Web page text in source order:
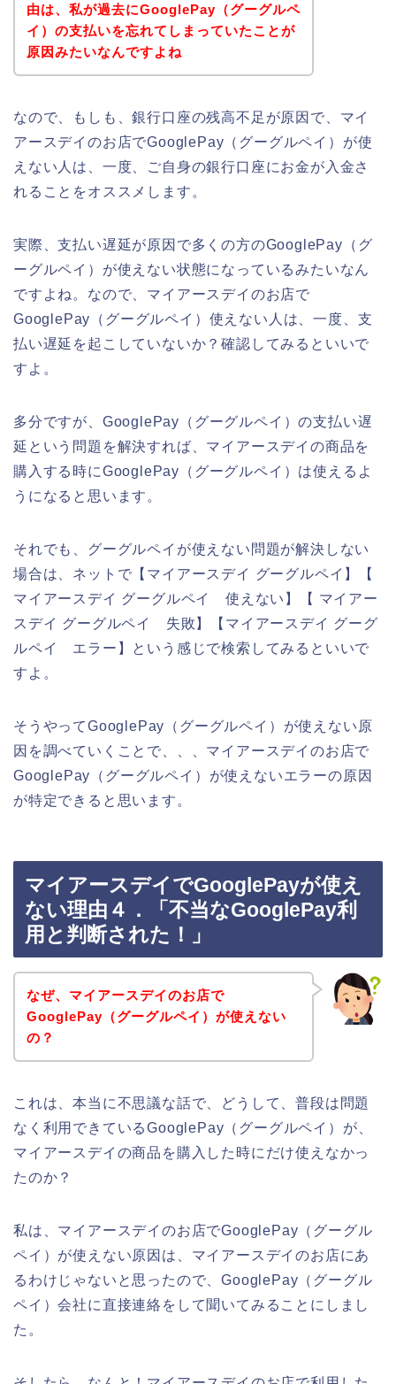
由は、私が過去にGooglePay（グーグルペ
イ）の支払いを忘れてしまっていたことが
原因みたいなんですよね
なので、もしも、銀行口座の残高不足が原因で、マイ
アースデイのお店でGooglePay（グーグルペイ）が使
えない人は、一度、ご自身の銀行口座にお金が入金さ
れることをオススメします。
実際、支払い遅延が原因で多くの方のGooglePay（グ
ーグルペイ）が使えない状態になっているみたいなん
ですよね。なので、マイアースデイのお店で
GooglePay（グーグルペイ）使えない人は、一度、支
払い遅延を起こしていないか？確認してみるといいで
すよ。
多分ですが、GooglePay（グーグルペイ）の支払い遅
延という問題を解決すれば、マイアースデイの商品を
購入する時にGooglePay（グーグルペイ）は使えるよ
うになると思います。
それでも、グーグルペイが使えない問題が解決しない
場合は、ネットで【マイアースデイ グーグルペイ】【
マイアースデイ グーグルペイ 使えない】【 マイアー
スデイ グーグルペイ 失敗】【マイアースデイ グーグ
ルペイ エラー】という感じで検索してみるといいで
すよ。
そうやってGooglePay（グーグルペイ）が使えない原
因を調べていくことで、、、マイアースデイのお店で
GooglePay（グーグルペイ）が使えないエラーの原因
が特定できると思います。
マイアースデイでGooglePayが使え
ない理由４．「不当なGooglePay利
用と判断された！」
なぜ、マイアースデイのお店で
GooglePay（グーグルペイ）が使えない
の？
これは、本当に不思議な話で、どうして、普段は問題
なく利用できているGooglePay（グーグルペイ）が、
マイアースデイの商品を購入した時にだけ使えなかっ
たのか？
私は、マイアースデイのお店でGooglePay（グーグル
ペイ）が使えない原因は、マイアースデイのお店にあ
るわけじゃないと思ったので、GooglePay（グーグル
ペイ）会社に直接連絡をして聞いてみることにしまし
た。